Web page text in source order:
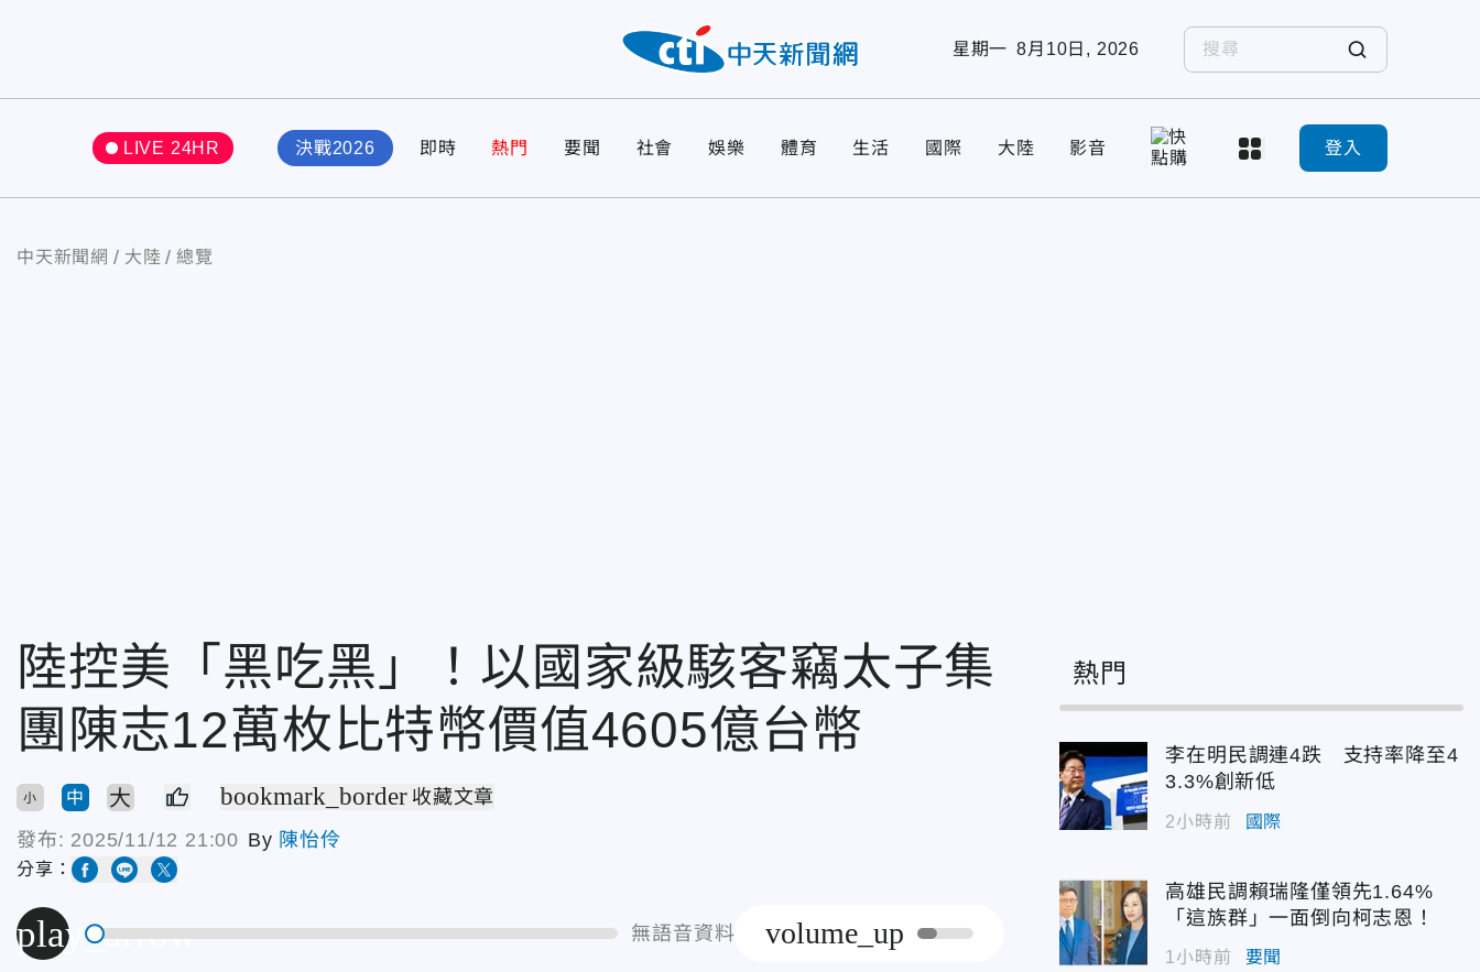
星期一 8月10日, 2026
LIVE 24HR 決戰2026 即時 熱門 要聞 社會 娛樂 體育 生活 國際 大陸 影音 登入
中天新聞網 大陸 總覽
陸控美「黑吃黑」！以國家級駭客竊太子集
團陳志12萬枚比特幣價值4605億台幣
小 中 大 bookmark_border 收藏文章
發布: 2025/11/12 21:00 By 陳怡伶
分享：
play_arrow 無語音資料 volume_up
熱門
李在明民調連4跌 支持率降至4
3.3%創新低
2小時前 國際
高雄民調賴瑞隆僅領先1.64%
「這族群」一面倒向柯志恩！
1小時前 要聞